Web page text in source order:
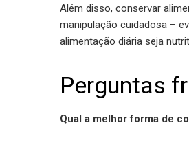
Além disso, conservar
manipulação cuidadosa –
alimentação diária seja
Perguntas
Qual a melhor forma de